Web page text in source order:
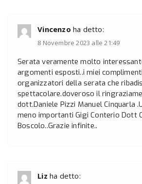
Vincenzo ha detto:
8 Novembre 2023 alle 21:49
Serata veramente molto
argomenti esposti..i miei
organizzatori della serata che
spettacolare.doveroso il
dott.Daniele Pizzi Manuel Cinquarla
meno importanti Gigi Conterio Dott
Boscolo..Grazie infinite..
Liz ha detto: